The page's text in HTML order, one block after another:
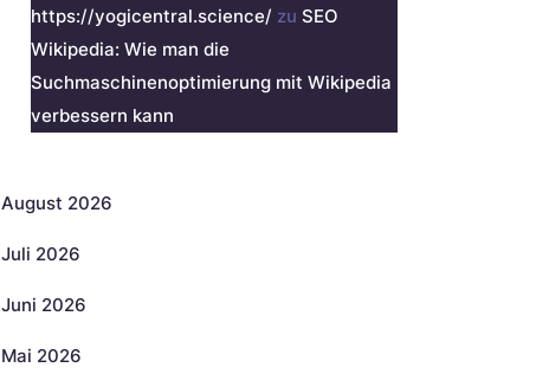
https://yogicentral.science/ zu SEO
Wikipedia: Wie man die
Suchmaschinenoptimierung mit Wikipedia
verbessern kann
August 2026
Juli 2026
Juni 2026
Mai 2026